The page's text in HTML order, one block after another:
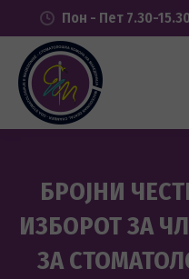
Пон - Пет 7.30-
БРОЈНИ
ИЗБОРОТ ЗА
ЗА